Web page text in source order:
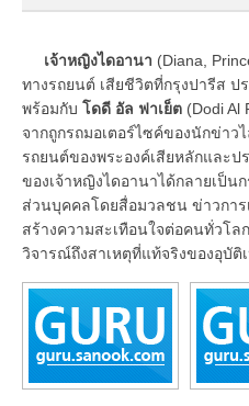
เจ้าหญิงไดอานา (Diana,
ทางรถยนต์ เสียชีวิตที่กรุงปารีส ป
พร้อมกับ โดดี อัล ฟาเย็ต (Dodi
จากถูกรถมอเตอร์ไซค์ของนักข่าว
รถยนต์ของพระองค์เสียหลักและ
ของเจ้าหญิงไดอานาได้กลายเป็น
ส่วนบุคคลโดยสื่อมวลชน ข่าวการ
สร้างความสะเทือนใจต่อคนทั่วโล
วิจารณ์ถึงสาเหตุที่แท้จริงของอุบัติ